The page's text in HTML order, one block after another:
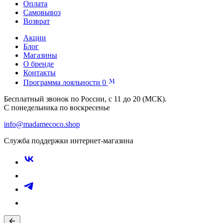
Оплата
Самовывоз
Возврат
Акции
Блог
Магазины
О бренде
Контакты
Программа лояльности 0
Бесплатный звонок по России, с 11 до 20 (МСК).
С понедельника по воскресенье
info@madamecoco.shop
Служба поддержки интернет-магазина